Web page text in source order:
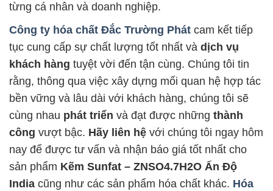
từng cá nhân và doanh nghiệp.
Công ty hóa chất Đắc Trường Phát cam kết tiếp
tục cung cấp sự chất lượng tốt nhất và dịch vụ
khách hàng tuyệt vời đến tận cùng. Chúng tôi tin
rằng, thông qua việc xây dựng mối quan hệ hợp tác
bền vững và lâu dài với khách hàng, chúng tôi sẽ
cùng nhau phát triển và đạt được những thành
công vượt bậc. Hãy liên hệ với chúng tôi ngay hôm
nay để được tư vấn và nhận báo giá tốt nhất cho
sản phẩm Kẽm Sunfat – ZNSO4.7H2O Ấn Độ
India cũng như các sản phẩm hóa chất khác. Hóa